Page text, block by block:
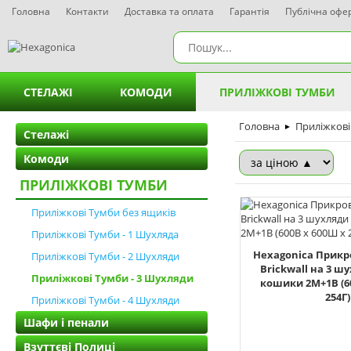
Головна Контакти Доставка та оплата Гарантія Публічна
СТЕЛАЖІ
Стелажі - 3 полиці
Стелажі - 4 полиці
Стелажі - 5 полиць
Стелажі - 6 полиць
КОМОДИ
Комоди на 2 шухляди
Комоди на 3 шухляди
Комоди на 4 шухляди
Комоди на 5 шухляд
Комоди на 6 шухляд
Комоди на 7 шухляд
Комоди на 8 шухляд
ПРИЛІЖКОВІ ТУМБИ
Стелажі
Комоди
ПРИЛІЖКОВІ ТУМБИ
Приліжкові Тумби без ящиків
Приліжкові Тумби - 1 Шухляда
Приліжкові Тумби - 2 Шухляди
Приліжкові Тумби - 3 Шухляди
Приліжкові Тумби - 4 Шухляди
Шафи і пенали
Взуттєві Полиці
Головна ►
Hexagonica
Brickwall на 3
кошики 2М+1В
254Г)